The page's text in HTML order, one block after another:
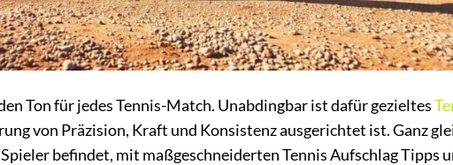
Ton für jedes Tennis-Match. Unabdingbar ist dafür gezieltes
von Präzision, Kraft und Konsistenz ausgerichtet ist. Ganz
befindet, mit maßgeschneiderten Tennis Aufschlag Tipps